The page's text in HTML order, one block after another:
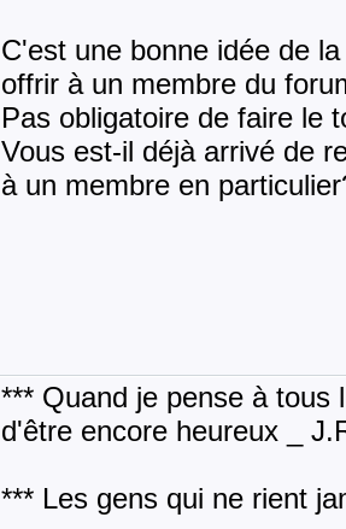
C'est une bonne idée de
offrir à un membre du
Pas obligatoire de faire le
Vous est-il déjà arrivé de
à un membre en
*** Quand je pense à tous
d'être encore heureux _
*** Les gens qui ne rient